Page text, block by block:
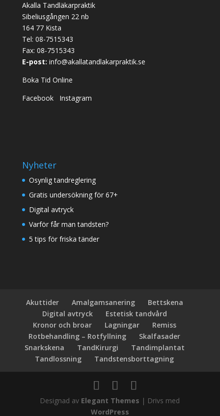
Akalla Tandläkarpraktik
Sibeliusgången 22 nb
164 77 Kista
Tel: 08-7515343
Fax: 08-7515343
E-post: info@akallatandlakarpraktik.se
Boka Tid Online
Facebook
Instagram
Nyheter
Osynlig tandreglering
Gratis undersökning för 67+
Digital avtryck
Varför får man tandsten?
5 tips för friska tänder
Akuttider Amalgamsanering
Bettskena
Digital avtryck
Estetisk tandvård
Kronor och broar
Lagningar
Remiss
Rotbehandling – Rotfyllning
Skalfasader
Snarkskena
TandKirurgi
Tandimplantat
Tandlossning
Tandstensborttagning
Designad av Elegant Themes | Drivs med
WordPress